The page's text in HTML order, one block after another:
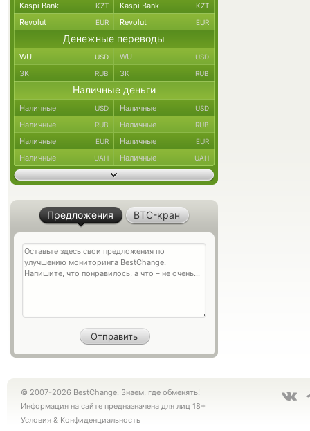
Kaspi Bank KZT Kaspi Bank KZT
Revolut EUR Revolut EUR
Денежные переводы
WU USD WU USD
ЗК RUB ЗК RUB
Наличные деньги
Наличные USD Наличные USD
Наличные RUB Наличные RUB
Наличные EUR Наличные EUR
Наличные UAH Наличные UAH
Предложения BTC-кран
© 2007-2026 BestChange. Знаем, где обменять!
Информация на сайте предназначена для лиц 18+
Условия & Конфиденциальность